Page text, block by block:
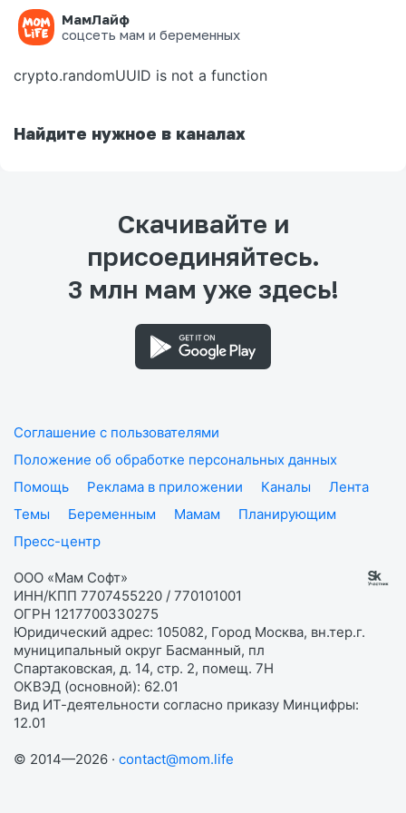
МамЛайф
соцсеть мам и беременных
Ошибка на странице
crypto.randomUUID is not a function
Найдите нужное в каналах
Скачивайте и
присоединяйтесь.
3 млн мам уже здесь!
Соглашение с пользователями
Положение об обработке персональных данных
Помощь
Реклама в приложении Каналы
Лента
Темы
Беременным Мамам
Планирующим
Пресс-центр
ООО «Мам Софт»
ИНН/КПП 7707455220 / 770101001
ОГРН 1217700330275
Юридический адрес: 105082, Город Москва, вн.тер.г.
муниципальный округ Басманный, пл
Спартаковская, д. 14, стр. 2, помещ. 7Н
ОКВЭД (основной): 62.01
Вид ИТ-деятельности согласно приказу Минцифры:
12.01
© 2014—2026 · contact@mom.life